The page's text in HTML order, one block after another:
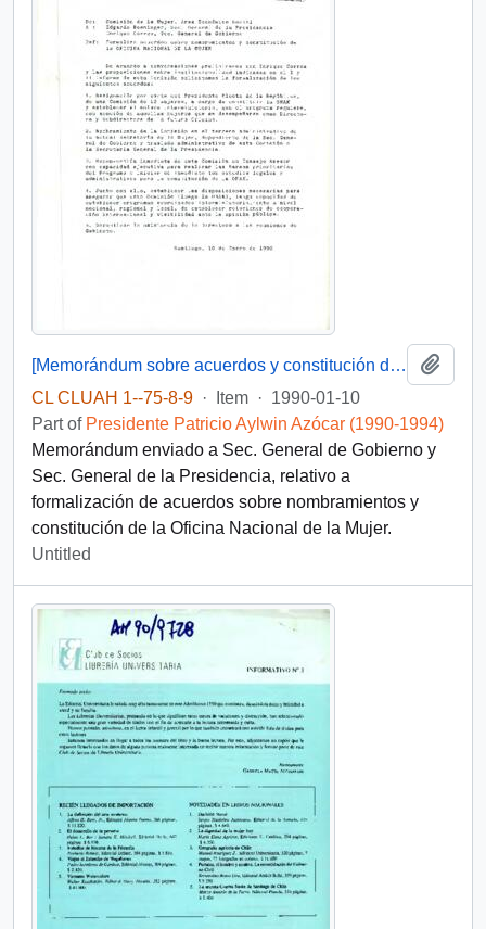
[Memorándum sobre acuerdos y constitución de Oficina Nacional de la Mujer]
CL CLUAH 1--75-8-9 · Item · 1990-01-10
Part of Presidente Patricio Aylwin Azócar (1990-1994)
Memorándum enviado a Sec. General de Gobierno y
Sec. General de la Presidencia, relativo a
formalización de acuerdos sobre nombramientos y
constitución de la Oficina Nacional de la Mujer.
Untitled